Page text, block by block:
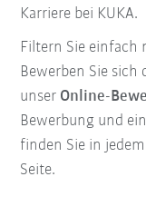
Karriere bei KUKA.
Filtern Sie einfach
Bewerben Sie
unser Online-
Bewerbung und
finden Sie in
Seite.